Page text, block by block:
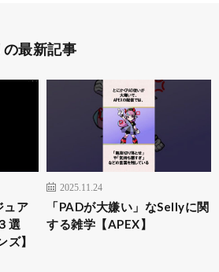
の最新記事
ュア
選
ズ】
2025.11.24
「PADが大嫌い」なSellyに関
する雑学【APEX】